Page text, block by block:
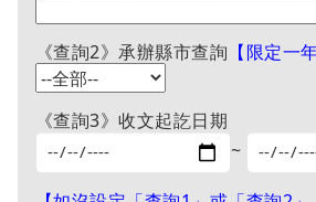
《查詢2》承辦縣市查詢 【限定一年
《查詢3》收文起訖日期
~